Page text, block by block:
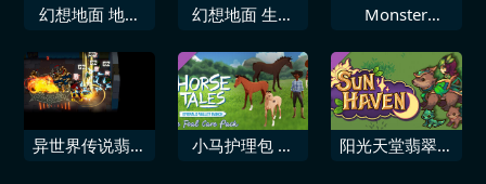
幻想地面 地理
戏 翡翠尖塔超
级地牢翻转垫多
包
幻想地面 生命
者
Monster
Iceborne 追加
饰物「幻想蝴蝶
·翡翠」
异世界传说翡翠
小马护理包 马
阳光天堂翡翠优